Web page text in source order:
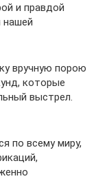
и правдой
нашей
вручную порою
которые
выстрел.
по всему миру,